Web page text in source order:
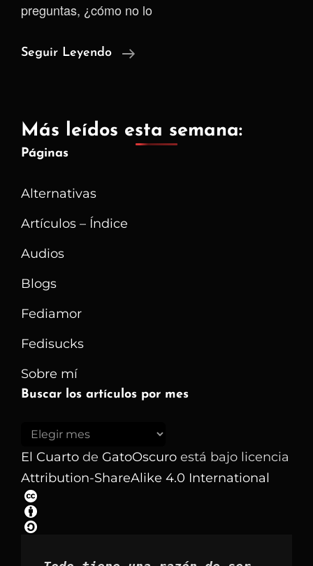
preguntas, ¿cómo no lo
Seguir Leyendo
Anytype:
Promete
Más leídos esta semana:
Páginas
Alternativas
Artículos – Índice
Audios
Blogs
Fediamor
Fedisucks
Sobre mí
Buscar los artículos por mes
Buscar
los
artículos
por
mes
El Cuarto de GatoOscuro está bajo licencia
Attribution-ShareAlike 4.0 International